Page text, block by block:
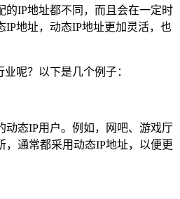
的IP地址都不同，而且会在一定时
IP地址，动态IP地址更加灵活，也
呢？以下是几个例子：
动态IP用户。例如，网吧、游戏厅
，通常都采用动态IP地址，以便更